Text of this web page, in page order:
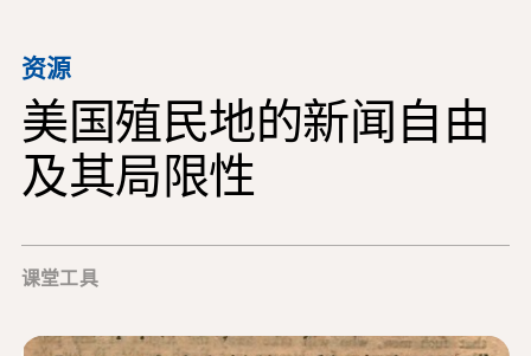
教师资源
课堂工具
培训班
研究所
教学研究技能
为 NHD 学生提供建议
资源
美国殖民地的新闻自由
及其局限性
课堂工具